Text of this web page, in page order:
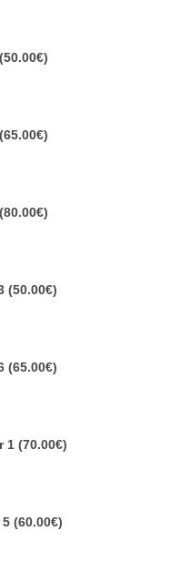
(50.00€)
(65.00€)
(80.00€)
(50.00€)
(65.00€)
1 (70.00€)
5 (60.00€)